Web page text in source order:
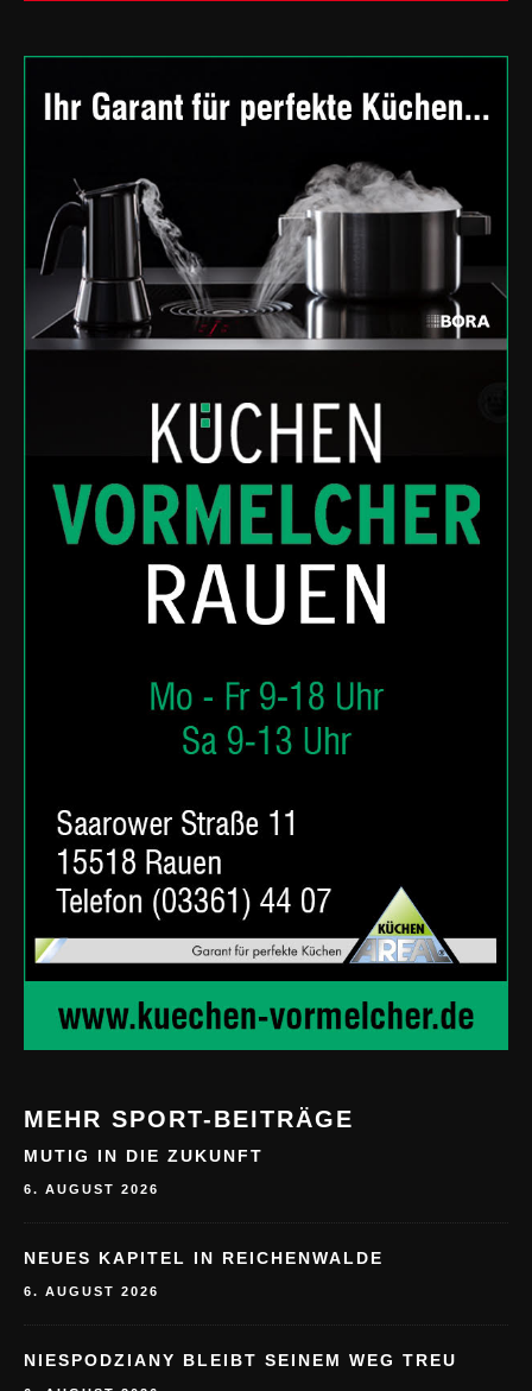
MEHR SPORT-BEITRÄGE
MUTIG IN DIE ZUKUNFT
6. AUGUST 2026
NEUES KAPITEL IN REICHENWALDE
6. AUGUST 2026
NIESPODZIANY BLEIBT SEINEM WEG TREU